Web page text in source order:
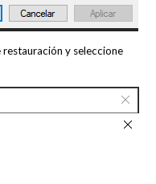
y seleccione